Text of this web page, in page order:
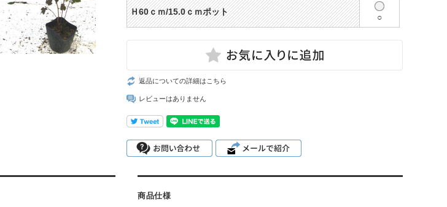
Ｈ60ｃｍ/15.0ｃｍポット
○
返品についての詳細はこちら
レビューはありません
商品仕様